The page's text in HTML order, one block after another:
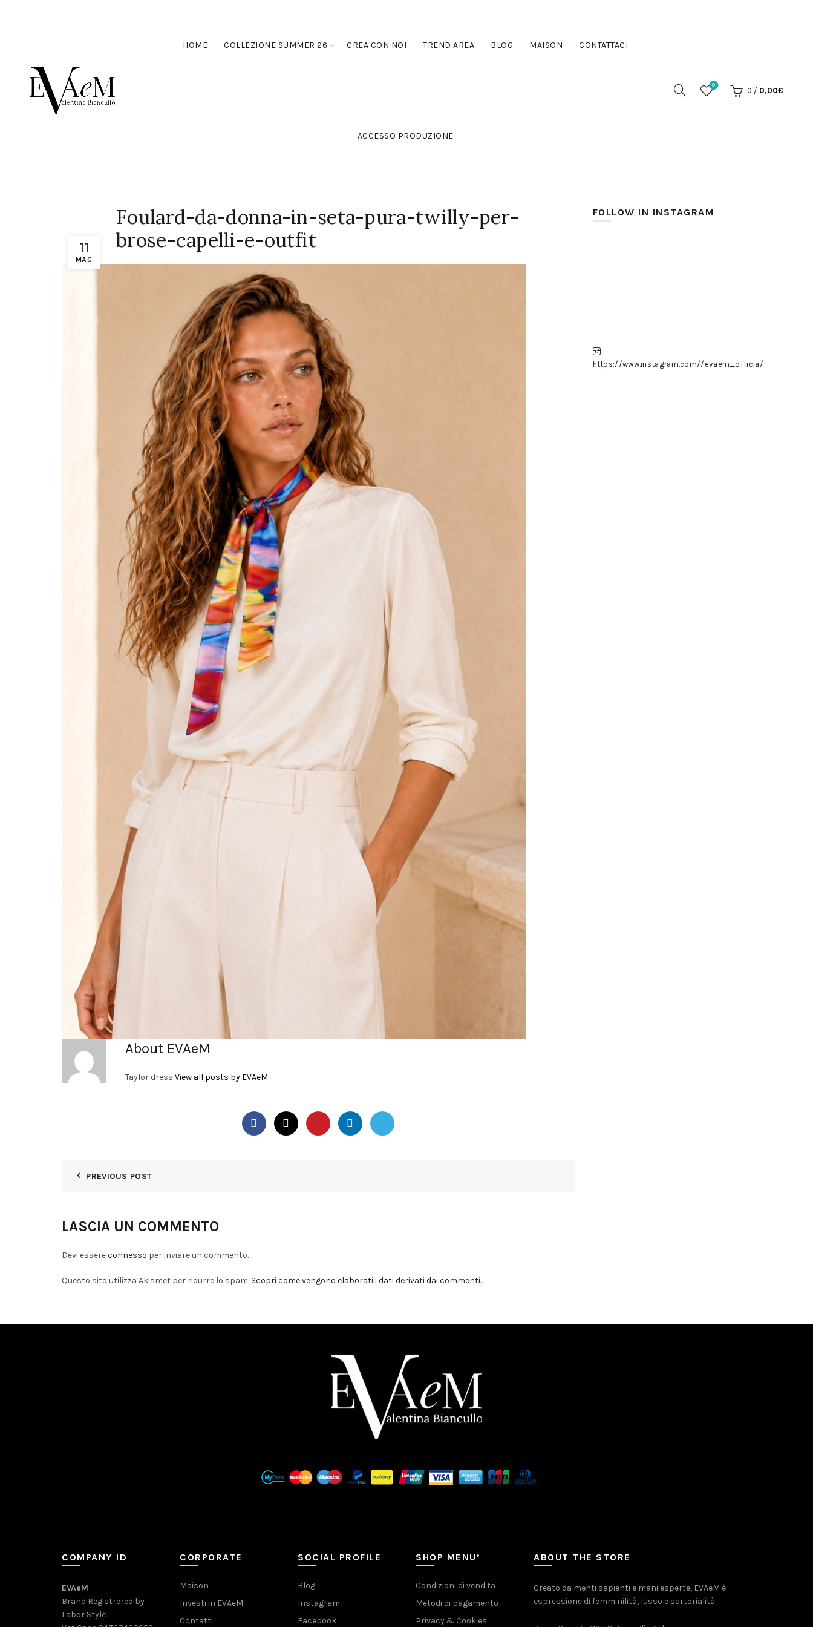
HOME COLLEZIONE SUMMER 26 CREA CON NOI TREND AREA BLOG MAISON CONTATTACI
ACCESSO PRODUZIONE
0
0 / 0,00€
11
MAG
Foulard-da-donna-in-seta-pura-twilly-per-
brose-capelli-e-outfit
About EVAeM
Taylor dress View all posts by EVAeM
PREVIOUS POST
LASCIA UN COMMENTO
Devi essereconnesso per inviare un commento.
Questo sito utilizza Akismet per ridurre lo spam. Scopri come vengono elaborati i dati derivati dai commenti.
FOLLOW IN INSTAGRAM
https://www.instagram.com//evaem_officia/
COMPANY ID
EVAeM
Brand Registrered by
Labor Style
CORPORATE
Maison
Investi in EVAeM
Contatti
SOCIAL PROFILE
Blog
Instagram
Facebook
SHOP MENU’
Condizioni di vendita
Metodi di pagamento
Privacy & Cookies
ABOUT THE STORE
Creato da menti sapienti e mani esperte, EVAeM è
espressione di femminilità, lusso e sartorialità